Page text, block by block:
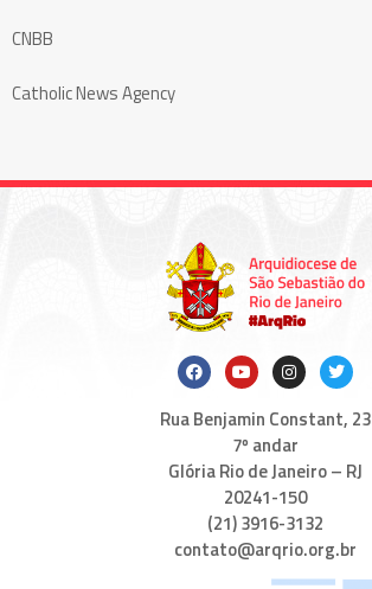
CNBB
Catholic News Agency
Rua Benjamin Constant, 23
7º andar
Glória Rio de Janeiro – RJ
20241-150
(21) 3916-3132
contato@arqrio.org.br